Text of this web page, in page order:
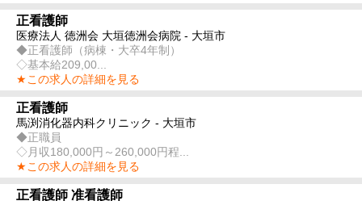
正看護師
医療法人 徳洲会 大垣徳洲会病院 - 大垣市
◆正看護師（病棟・大卒4年制）
◇基本給209,00...
★この求人の詳細を見る
正看護師
馬渕消化器内科クリニック - 大垣市
◆正職員
◇月収180,000円～260,000円程...
★この求人の詳細を見る
正看護師 准看護師